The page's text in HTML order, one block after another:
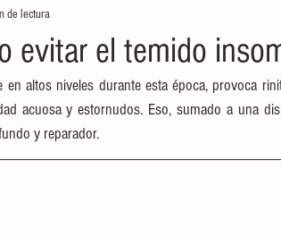
evitar el temido
de lectura
en altos niveles durante esta época, provoca
acuosa y estornudos. Eso, sumado a una
y reparador.